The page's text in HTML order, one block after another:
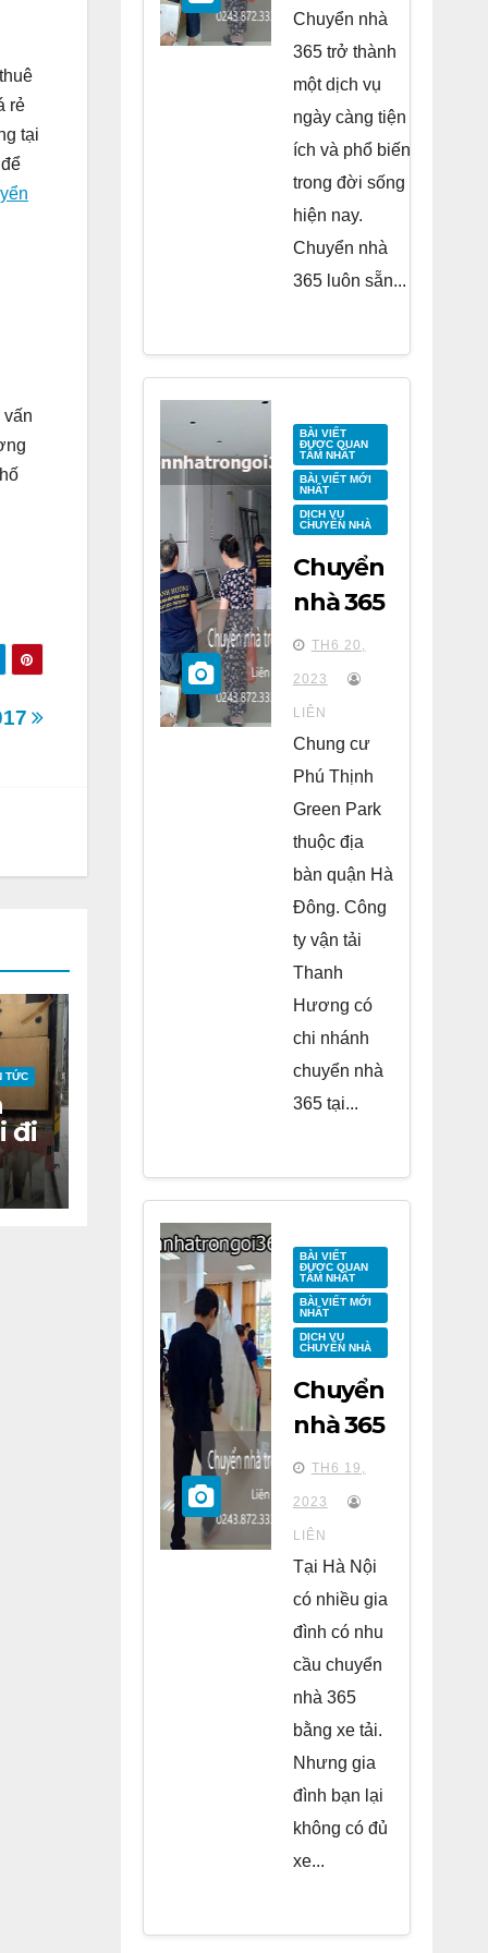
rẻ
tại
vấn
TỨC
đi
Residence
Tố Hữu
Chuyển nhà
365 trở thành
một dịch vụ
ngày càng tiện
ích và phổ biến
trong đời sống
hiện nay.
Chuyển nhà
365 luôn sẵn...
BÀI VIẾT
ĐƯỢC QUAN
TÂM NHẤT
BÀI VIẾT MỚI
NHẤT
DỊCH VỤ
CHUYỂN NHÀ
Chuyển
nhà 365
tại
chung
cư Phú
Thịnh
Green
Park Hà
Đông
TH6 20,
2023
LIÊN
Chung cư
Phú Thịnh
Green Park
thuộc địa
bàn quận Hà
Đông. Công
ty vận tải
Thanh
Hương có
chi nhánh
chuyển nhà
365 tại...
BÀI VIẾT
ĐƯỢC QUAN
TÂM NHẤT
BÀI VIẾT MỚI
NHẤT
DỊCH VỤ
CHUYỂN NHÀ
Chuyển
nhà 365
tại
chung
cư Park
Kiara Hà
Đông
TH6 19,
2023
LIÊN
Tại Hà Nội
có nhiều gia
đình có nhu
cầu chuyển
nhà 365
bằng xe tải.
Nhưng gia
đình bạn lại
không có đủ
xe...